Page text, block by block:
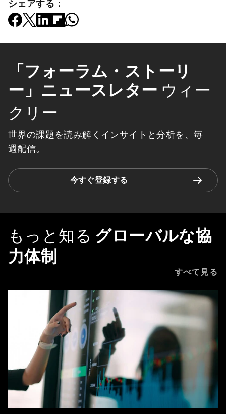
シェアする：
「フォーラム・ストーリ
ー」ニュースレター ウィー
クリー
世界の課題を読み解くインサイトと分析を、毎
週配信。
今すぐ登録する
もっと知る グローバルな協
力体制
すべて見る